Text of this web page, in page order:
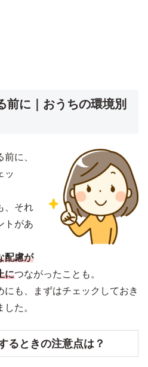
前に｜おうちの環境別
に、
ッ
、それ
トがあ
配慮が
につながったことも。
も、まずはチェックしておき
た。
るときの注意点は？